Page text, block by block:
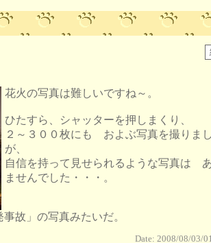
花火の写真は難しいですね～。
ひたすら、シャッターを押しまくり、
２～３００枚にも およぶ写真を撮りま
が、
自信を持って見せられるような写真は
ませんでした・・・。
故」の写真みたいだ。
Date: 2008/08/03/